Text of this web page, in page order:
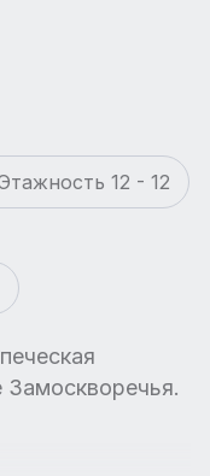
12 - 12
Замоскворечья.